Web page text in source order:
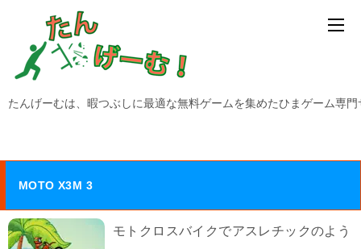
たんげーむは、暇つぶしに最適な無料ゲームを集めたひまゲーム専
MOTO X3M 3
モトクロスバイクでアスレチックのよう